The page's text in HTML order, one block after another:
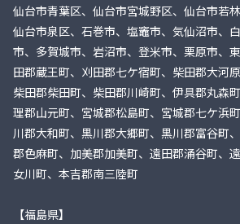
仙台市青葉区、仙台市宮城野区、仙台市若
仙台市泉区、石巻市、塩竈市、気仙沼市、
市、多賀城市、岩沼市、登米市、栗原市、
田郡蔵王町、刈田郡七ケ宿町、柴田郡大河
柴田郡柴田町、柴田郡川崎町、伊具郡丸森
理郡山元町、宮城郡松島町、宮城郡七ケ浜
川郡大和町、黒川郡大郷町、黒川郡富谷町
郡色麻町、加美郡加美町、遠田郡涌谷町、
女川町、本吉郡南三陸町
【福島県】